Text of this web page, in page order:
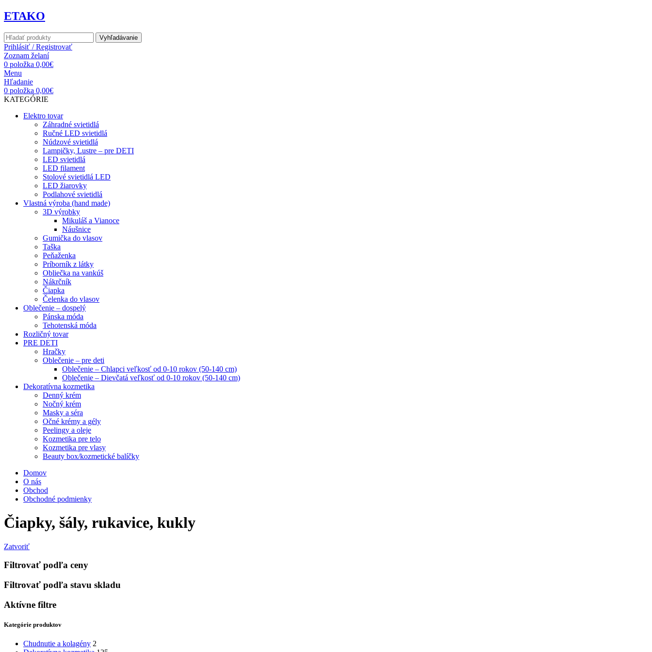
ETAKO
Vyhľadávanie
Prihlásiť / Registrovať
Zoznam želaní
0 položka 0,00€
Menu
Hľadanie
0 položka 0,00€
KATEGÓRIE
Elektro tovar
Záhradné svietidlá
Ručné LED svietidlá
Núdzové svietidlá
Lampičky, Lustre – pre DETI
LED svietidlá
LED filament
Stolové svietidlá LED
LED žiarovky
Podlahové svietidlá
Vlastná výroba (hand made)
3D výrobky
Mikuláš a Vianoce
Náušnice
Gumička do vlasov
Taška
Peňaženka
Príborník z látky
Obliečka na vankúš
Nákrčník
Čiapka
Čelenka do vlasov
Oblečenie – dospelý
Pánska móda
Tehotenská móda
Rozličný tovar
PRE DETI
Hračky
Oblečenie – pre deti
Oblečenie – Chlapci veľkosť od 0-10 rokov (50-140 cm)
Oblečenie – Dievčatá veľkosť od 0-10 rokov (50-140 cm)
Dekoratívna kozmetika
Denný krém
Nočný krém
Masky a séra
Očné krémy a gély
Peelingy a oleje
Kozmetika pre telo
Kozmetika pre vlasy
Beauty box/kozmetické balíčky
Domov
O nás
Obchod
Obchodné podmienky
Čiapky, šály, rukavice, kukly
Zatvoriť
Filtrovať podľa ceny
Filtrovať podľa stavu skladu
Aktívne filtre
Kategórie produktov
Chudnutie a kolagény 2